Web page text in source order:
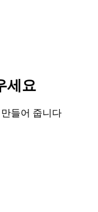
세요
들어 줍니다